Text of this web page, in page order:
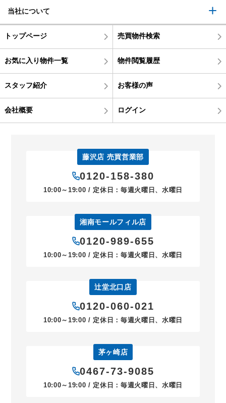
当社について
トップページ 売買物件検索
お気に入り物件一覧 物件閲覧履歴
スタッフ紹介 お客様の声
会社概要 ログイン
藤沢店 売買営業部
0120-158-380
10:00～19:00 / 定休日：毎週火曜日、水曜日
湘南モールフィル店
0120-989-655
10:00～19:00 / 定休日：毎週火曜日、水曜日
辻堂北口店
0120-060-021
10:00～19:00 / 定休日：毎週火曜日、水曜日
茅ヶ崎店
0467-73-9085
10:00～19:00 / 定休日：毎週火曜日、水曜日